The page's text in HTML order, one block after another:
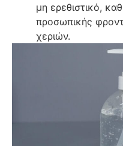
μη ερεθιστικό,
προσωπικής
χεριών.